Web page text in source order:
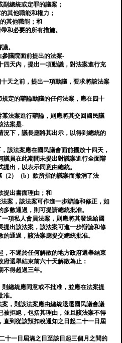
副總統或定罪的議案；
其他職能和權力；
其他職能；和
和必要的所有措施。
。
議院面前提出的法案-
四天內，提出一項動議，對法案進行充
天之前，提出一項動議，要求將該法案
定的辯論動議的任何法案，應在四十
某法案進行辯論，則應將其交回國民議
法案是-
況下，議長應將其出示，以得到總統的
該法案應在國民議會面前擺放十四天，
議員在此期間未提出對議案進行全面辯
出，以表示同意由總統。
2）（b）款所指的議案而撤消了法
提出書面理由；和
案，該法案可作進一步辯論和修正，如
數通過，則可提請總統批准。
項私人會員法案，則應將其發送給國
提出該法案，該法案可進一步辯論和修
通過，該法案應提交總統批准。
，不遲於任何解散的地方政府選舉結束
選舉結束前六十天解散為止：
得超過三年。
總統應同意或不批准，並應在法案提
。
，則該法案應由總統退還國民議會議
被拒絕，包括其理由，並且該法案不得
直到從該預扣稅通知之日起二十一日屆
十一日屆滿之日至該日起三個月之間的